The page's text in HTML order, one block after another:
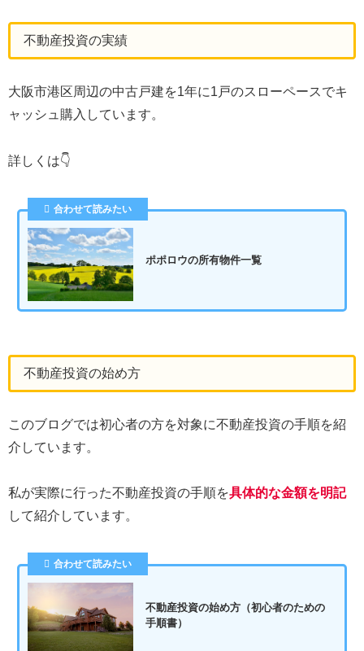
不動産投資の実績
大阪市港区周辺の中古戸建を1年に1戸のスローペースでキ
ャッシュ購入しています。
詳しくは👇
合わせて読みたい
ポポロウの所有物件一覧
不動産投資の始め方
このブログでは初心者の方を対象に不動産投資の手順を紹
介しています。
私が実際に行った不動産投資の手順を具体的な金額を明記
して紹介しています。
合わせて読みたい
不動産投資の始め方（初心者のための
手順書）